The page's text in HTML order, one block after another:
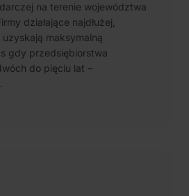
na terenie województwa
działające najdłużej,
maksymalną
gdy przedsiębiorstwa
do pięciu lat –